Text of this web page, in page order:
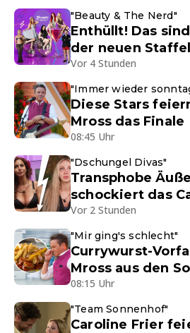
"Beauty & The Nerd"
Enthüllt! Das
der neuen Staffel
Vor 4 Stunden
"Immer wieder
Diese Stars
Mross das Finale
08:45 Uhr
"Dschungel Divas"
Transphobe
schockiert das
Vor 2 Stunden
"Mir ging's schlecht"
Currywurst-
Mross aus den
08:15 Uhr
"Team Sonnenhof"
Caroline Frier